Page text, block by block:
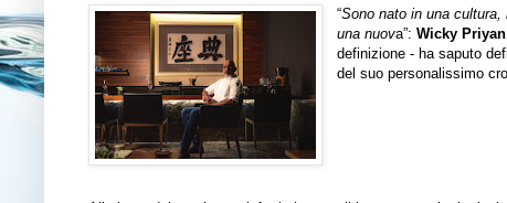
“Sono nato in una
una nuova”:Wicky Priyan
definizione - ha saputo
del suo personalissimo